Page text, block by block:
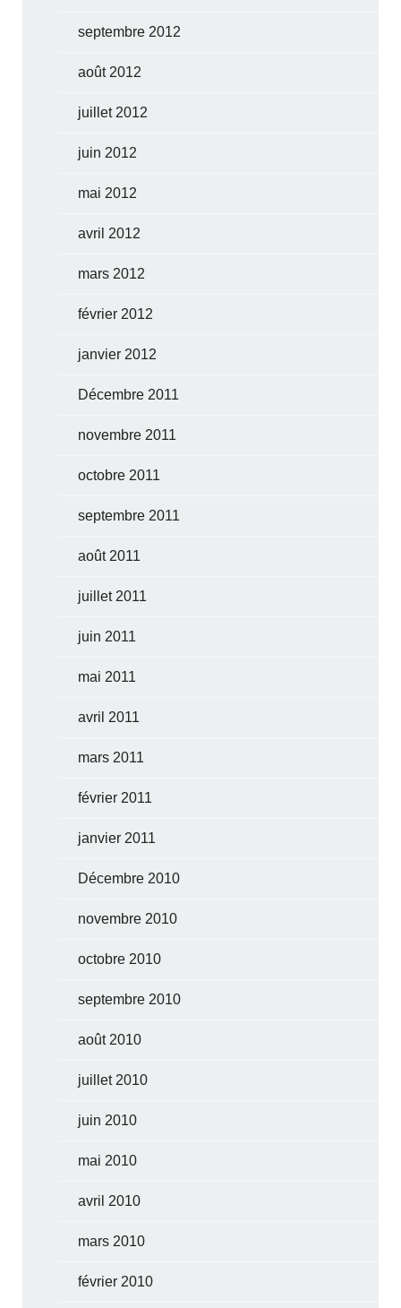
septembre 2012
août 2012
juillet 2012
juin 2012
mai 2012
avril 2012
mars 2012
février 2012
janvier 2012
Décembre 2011
novembre 2011
octobre 2011
septembre 2011
août 2011
juillet 2011
juin 2011
mai 2011
avril 2011
mars 2011
février 2011
janvier 2011
Décembre 2010
novembre 2010
octobre 2010
septembre 2010
août 2010
juillet 2010
juin 2010
mai 2010
avril 2010
mars 2010
février 2010